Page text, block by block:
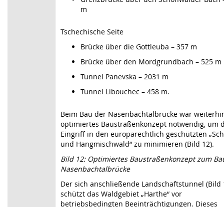
m
Tschechische Seite
Brücke über die Gottleuba – 357 m
Brücke über den Mordgrundbach – 525 m
Tunnel Panevska – 2031 m
Tunnel Libouchec – 458 m.
Beim Bau der Nasenbachtalbrücke war
optimiertes Baustraßenkonzept notwendig, um
Eingriff in den europarechtlich geschützten
und Hangmischwald“ zu minimieren (Bild 12).
Bild 12: Optimiertes Baustraßenkonzept zum
Nasenbachtalbrücke
Der sich anschließende Landschaftstunnel (Bild
schützt das Waldgebiet „Harthe“ vor
betriebsbedingten Beeinträchtigungen. Dieses